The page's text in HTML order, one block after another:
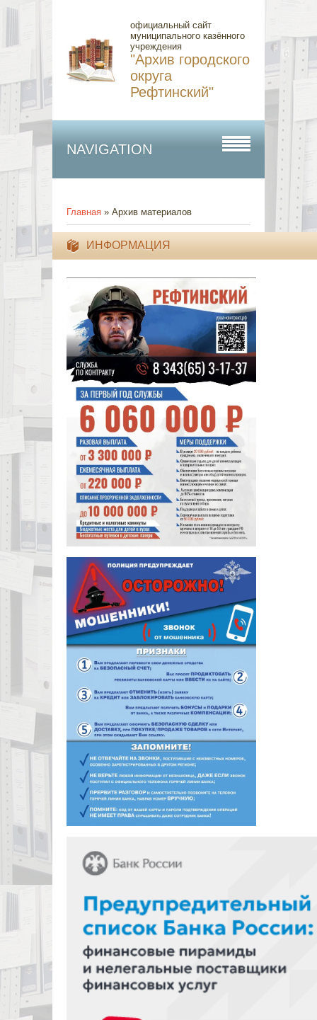
официальный сайт
муниципального казённого
учреждения
"Архив городского
округа
Рефтинский"
NAVIGATION
Главная » Архив материалов
ИНФОРМАЦИЯ